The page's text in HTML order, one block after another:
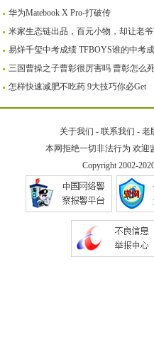
华为Matebook X Pro-打破传
米家生态链出品，百元小物，却让老
易烊千玺中考成绩 TFBOYS谁的中考成
三国曹操之子曹彰很厉害吗 曹彰怎么
怎样快速减肥不吃药 9大技巧你必Get
关于我们 - 联系我们 - 老
本网拒绝一切非法行为 欢迎
Copyright 2002-